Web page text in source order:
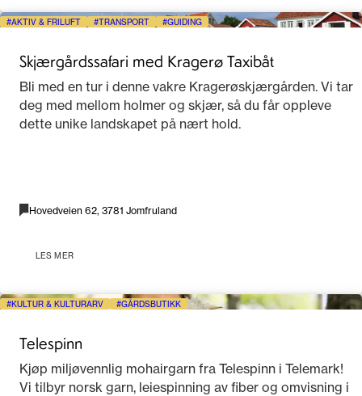
AKTIV & FRILUFT TRANSPORT GUIDING
Skjærgårdssafari med Kragerø Taxibåt
Bli med en tur i denne vakre Kragerøskjærgården. Vi tar
deg med mellom holmer og skjær, så du får oppleve
dette unike landskapet på nært hold.
Hovedveien 62, 3781 Jomfruland
LES MER
KULTUR & KULTURARV GÅRDSBUTIKK
Telespinn
Kjøp miljøvennlig mohairgarn fra Telespinn i Telemark!
Vi tilbyr norsk garn, leiespinning av fiber og omvisning i